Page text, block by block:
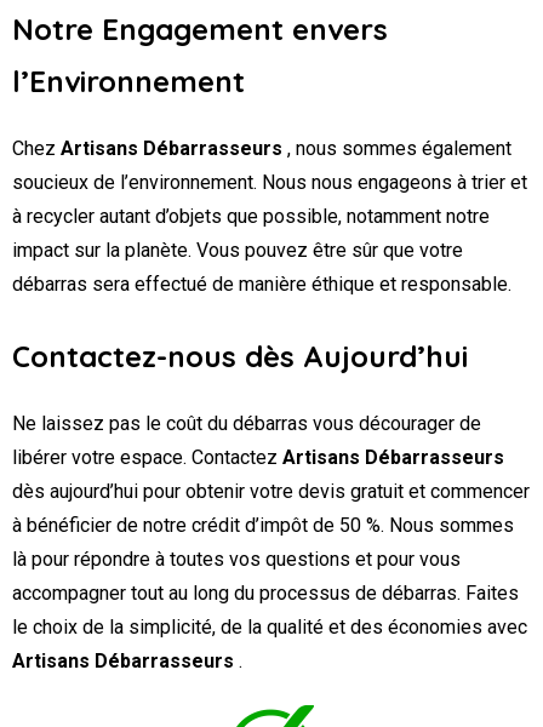
Notre Engagement envers
l’Environnement
Chez Artisans Débarrasseurs , nous sommes également
soucieux de l’environnement. Nous nous engageons à trier et
à recycler autant d’objets que possible, notamment notre
impact sur la planète. Vous pouvez être sûr que votre
débarras sera effectué de manière éthique et responsable.
Contactez-nous dès Aujourd’hui
Ne laissez pas le coût du débarras vous décourager de
libérer votre espace. Contactez Artisans Débarrasseurs
dès aujourd’hui pour obtenir votre devis gratuit et commencer
à bénéficier de notre crédit d’impôt de 50 %. Nous sommes
là pour répondre à toutes vos questions et pour vous
accompagner tout au long du processus de débarras. Faites
le choix de la simplicité, de la qualité et des économies avec
Artisans Débarrasseurs .